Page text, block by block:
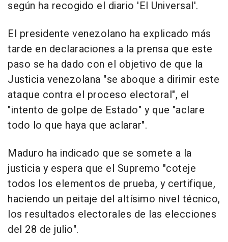
según ha recogido el diario 'El Universal'.
El presidente venezolano ha explicado más
tarde en declaraciones a la prensa que este
paso se ha dado con el objetivo de que la
Justicia venezolana "se aboque a dirimir este
ataque contra el proceso electoral", el
"intento de golpe de Estado" y que "aclare
todo lo que haya que aclarar".
Maduro ha indicado que se somete a la
justicia y espera que el Supremo "coteje
todos los elementos de prueba, y certifique,
haciendo un peitaje del altísimo nivel técnico,
los resultados electorales de las elecciones
del 28 de julio".